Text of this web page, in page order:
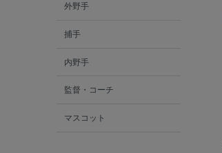
外野手
捕手
内野手
監督・コーチ
マスコット